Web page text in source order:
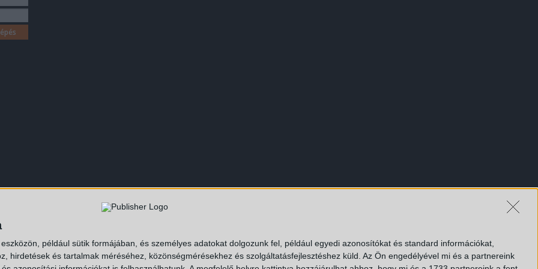
például sütik formájában, és személyes adatokat dolgozunk fel, például egyedi azonosítókat és standard információkat,
hirdetések és tartalmak méréséhez, közönségmérésekhez és szolgáltatásfejlesztéshez küld. Az Ön engedélyével mi és a partnereink